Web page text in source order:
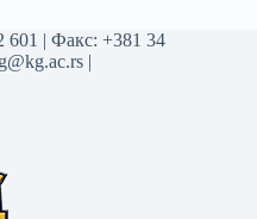
601 | Факс: +381 34
|